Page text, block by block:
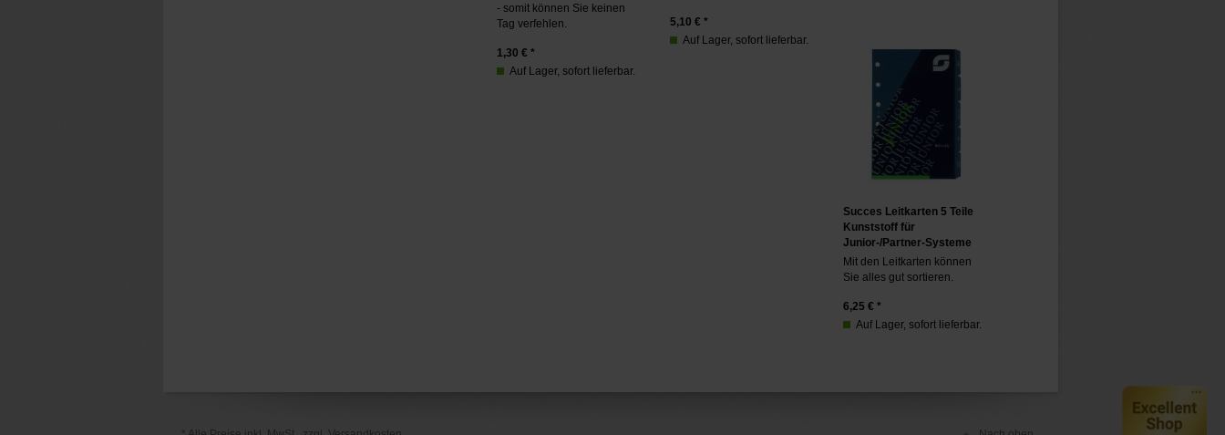
- somit können Sie keinen
Tag verfehlen.
1,30 € *
Auf Lager, sofort lieferbar.
5,10 € *
Auf Lager, sofort lieferbar.
Succes Leitkarten 5 Teile
Kunststoff für
Junior-/Partner-Systeme
Mit den Leitkarten können
Sie alles gut sortieren.
6,25 € *
Auf Lager, sofort lieferbar.